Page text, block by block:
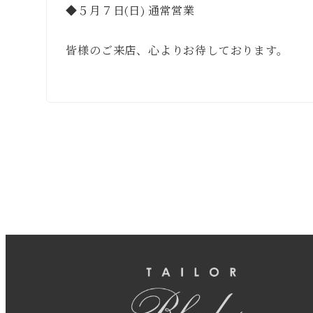
◆５月７日(日) 通常営業
皆様のご来店、心よりお待しております。